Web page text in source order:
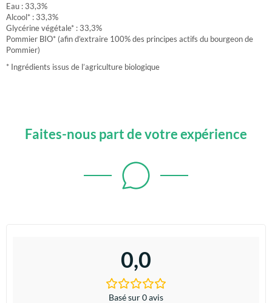
Eau : 33,3%
Alcool* : 33,3%
Glycérine végétale* : 33,3%
Pommier BIO* (afin d’extraire 100% des principes actifs du bourgeon de
Pommier)
* Ingrédients issus de l’agriculture biologique
Faites-nous part de votre expérience
0,0
Basé sur 0 avis